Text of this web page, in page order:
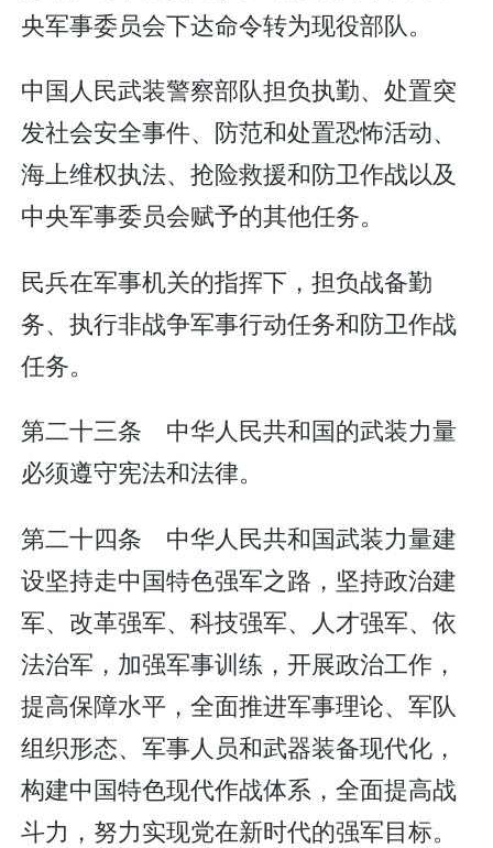
央军事委员会下达命令转为现役部队。
中国人民武装警察部队担负执勤、处置突
发社会安全事件、防范和处置恐怖活动、
海上维权执法、抢险救援和防卫作战以及
中央军事委员会赋予的其他任务。
民兵在军事机关的指挥下，担负战备勤
务、执行非战争军事行动任务和防卫作战
任务。
第二十三条 中华人民共和国的武装力量
必须遵守宪法和法律。
第二十四条 中华人民共和国武装力量建
设坚持走中国特色强军之路，坚持政治建
军、改革强军、科技强军、人才强军、依
法治军，加强军事训练，开展政治工作，
提高保障水平，全面推进军事理论、军队
组织形态、军事人员和武器装备现代化，
构建中国特色现代作战体系，全面提高战
斗力，努力实现党在新时代的强军目标。